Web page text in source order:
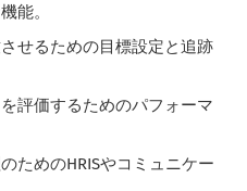
能。
せるための目標設定と追跡
評価するためのパフォーマ
ためのHRISやコミュニケー